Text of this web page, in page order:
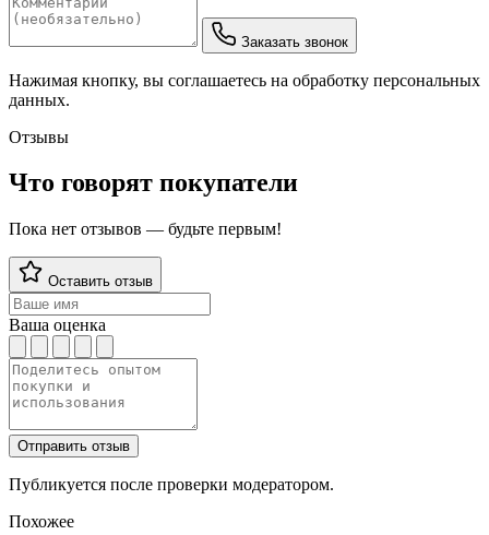
Заказать звонок
Нажимая кнопку, вы соглашаетесь на обработку персональных
данных.
Отзывы
Что говорят покупатели
Пока нет отзывов — будьте первым!
Оставить отзыв
Ваша оценка
Отправить отзыв
Публикуется после проверки модератором.
Похожее